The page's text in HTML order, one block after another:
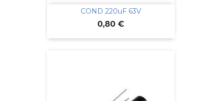
COND 220uF 63V
Prix
0,80 €